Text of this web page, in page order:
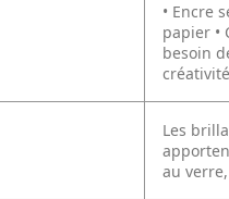
• Encre
papier •
besoin
Les
au